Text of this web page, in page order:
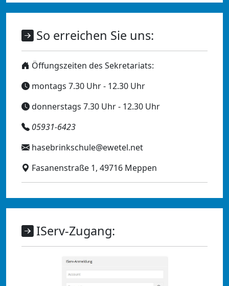
So erreichen Sie uns:
Öffungszeiten des Sekretariats:
montags 7.30 Uhr - 12.30 Uhr
donnerstags 7.30 Uhr - 12.30 Uhr
05931-6423
hasebrinkschule@ewetel.net
Fasanenstraße 1, 49716 Meppen
IServ-Zugang: